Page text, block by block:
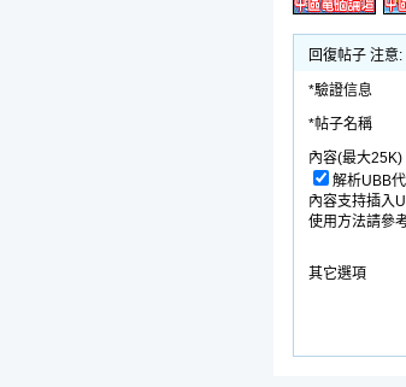
回復帖子 注意
*驗證信息
*帖子名稱
內容(最大25K)
解析UBB
內容支持插入
使用方法請參
其它選項